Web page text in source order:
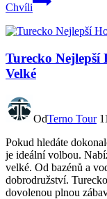
Chvíli
Turecko
Velké
OdTerno Tour
Pokud hledáte
je ideální volbou.
velké. Od bazénů a
dobrodružství.
dovolenou plnou